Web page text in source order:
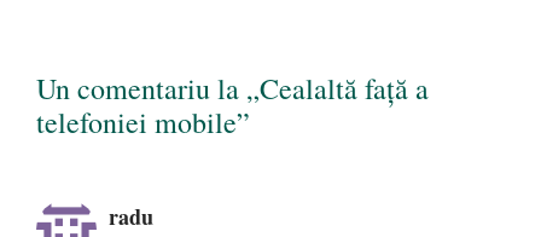
Un comentariu la „Cealaltă față a
telefoniei mobile”
radu